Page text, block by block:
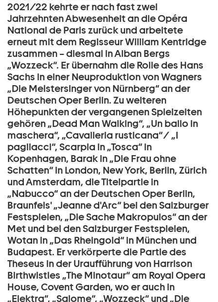
2021/22 kehrte er nach fast zwei
Jahrzehnten Abwesenheit an die Opéra
National de Paris zurück und arbeitete
erneut mit dem Regisseur William Kentridge
zusammen – diesmal in Alban Bergs
„Wozzeck“. Er übernahm die Rolle des Hans
Sachs in einer Neuproduktion von Wagners
„Die Meistersinger von Nürnberg“ an der
Deutschen Oper Berlin. Zu weiteren
Höhepunkten der vergangenen Spielzeiten
gehören „Dead Man Walking“, „Un ballo in
maschera“, „Cavalleria rusticana“/ „I
pagliacci“, Scarpia in „Tosca“ in
Kopenhagen, Barak in „Die Frau ohne
Schatten“ in London, New York, Berlin, Zürich
und Amsterdam, die Titelpartie in
„Nabucco“ an der Deutschen Oper Berlin,
Braunfels' „Jeanne d'Arc“ bei den Salzburger
Festspielen, „Die Sache Makropulos“ an der
Met und bei den Salzburger Festspielen,
Wotan in „Das Rheingold“ in München und
Budapest. Er verkörperte die Partie des
Theseus in der Uraufführung von Harrison
Birthwistles „The Minotaur“ am Royal Opera
House, Covent Garden, wo er auch in
„Elektra“, „Salome“, „Wozzeck“ und „Die